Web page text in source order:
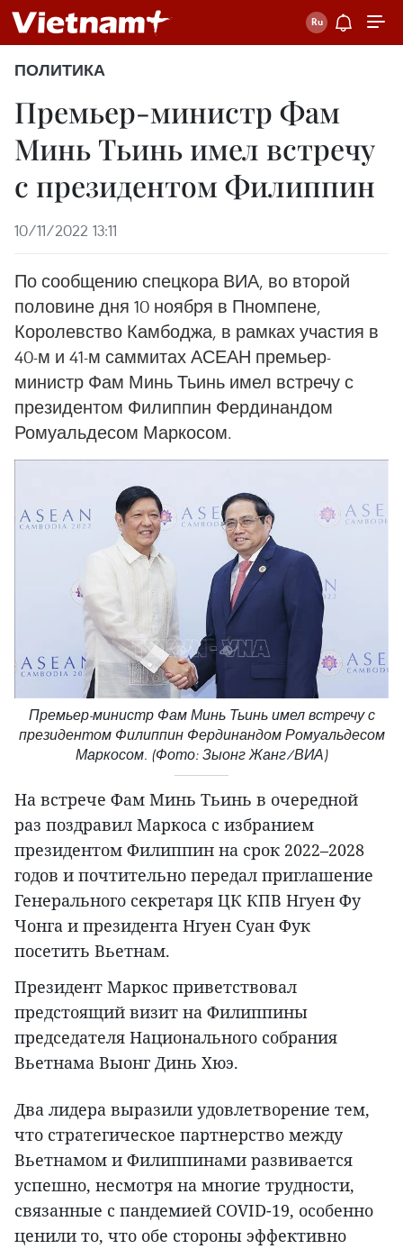
ПОЛИТИКА
Премьер-министр Фам
Минь Тьинь имел встречу
с президентом Филиппин
10/11/2022 13:11
По сообщению спецкора ВИА, во второй
половине дня 10 ноября в Пномпене,
Королевство Камбоджа, в рамках участия в
40-м и 41-м саммитах АСЕАН премьер-
министр Фам Минь Тьинь имел встречу с
президентом Филиппин Фердинандом
Ромуальдесом Маркосом.
Премьер-министр Фам Минь Тьинь имел встречу с
президентом Филиппин Фердинандом Ромуальдесом
Маркосом. (Фото: Зыонг Жанг/ВИА)
На встрече Фам Минь Тьинь в очередной
раз поздравил Маркоса с избранием
президентом Филиппин на срок 2022–2028
годов и почтительно передал приглашение
Генерального секретаря ЦК КПВ Нгуен Фу
Чонга и президента Нгуен Суан Фук
посетить Вьетнам.
Президент Маркос приветствовал
предстоящий визит на Филиппины
председателя Национального собрания
Вьетнама Выонг Динь Хюэ.
Два лидера выразили удовлетворение тем,
что стратегическое партнерство между
Вьетнамом и Филиппинами развивается
успешно, несмотря на многие трудности,
связанные с пандемией COVID-19, особенно
ценили то, что обе стороны эффективно